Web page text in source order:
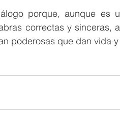
porque, aunque es
correctas y sinceras,
poderosas que dan vida